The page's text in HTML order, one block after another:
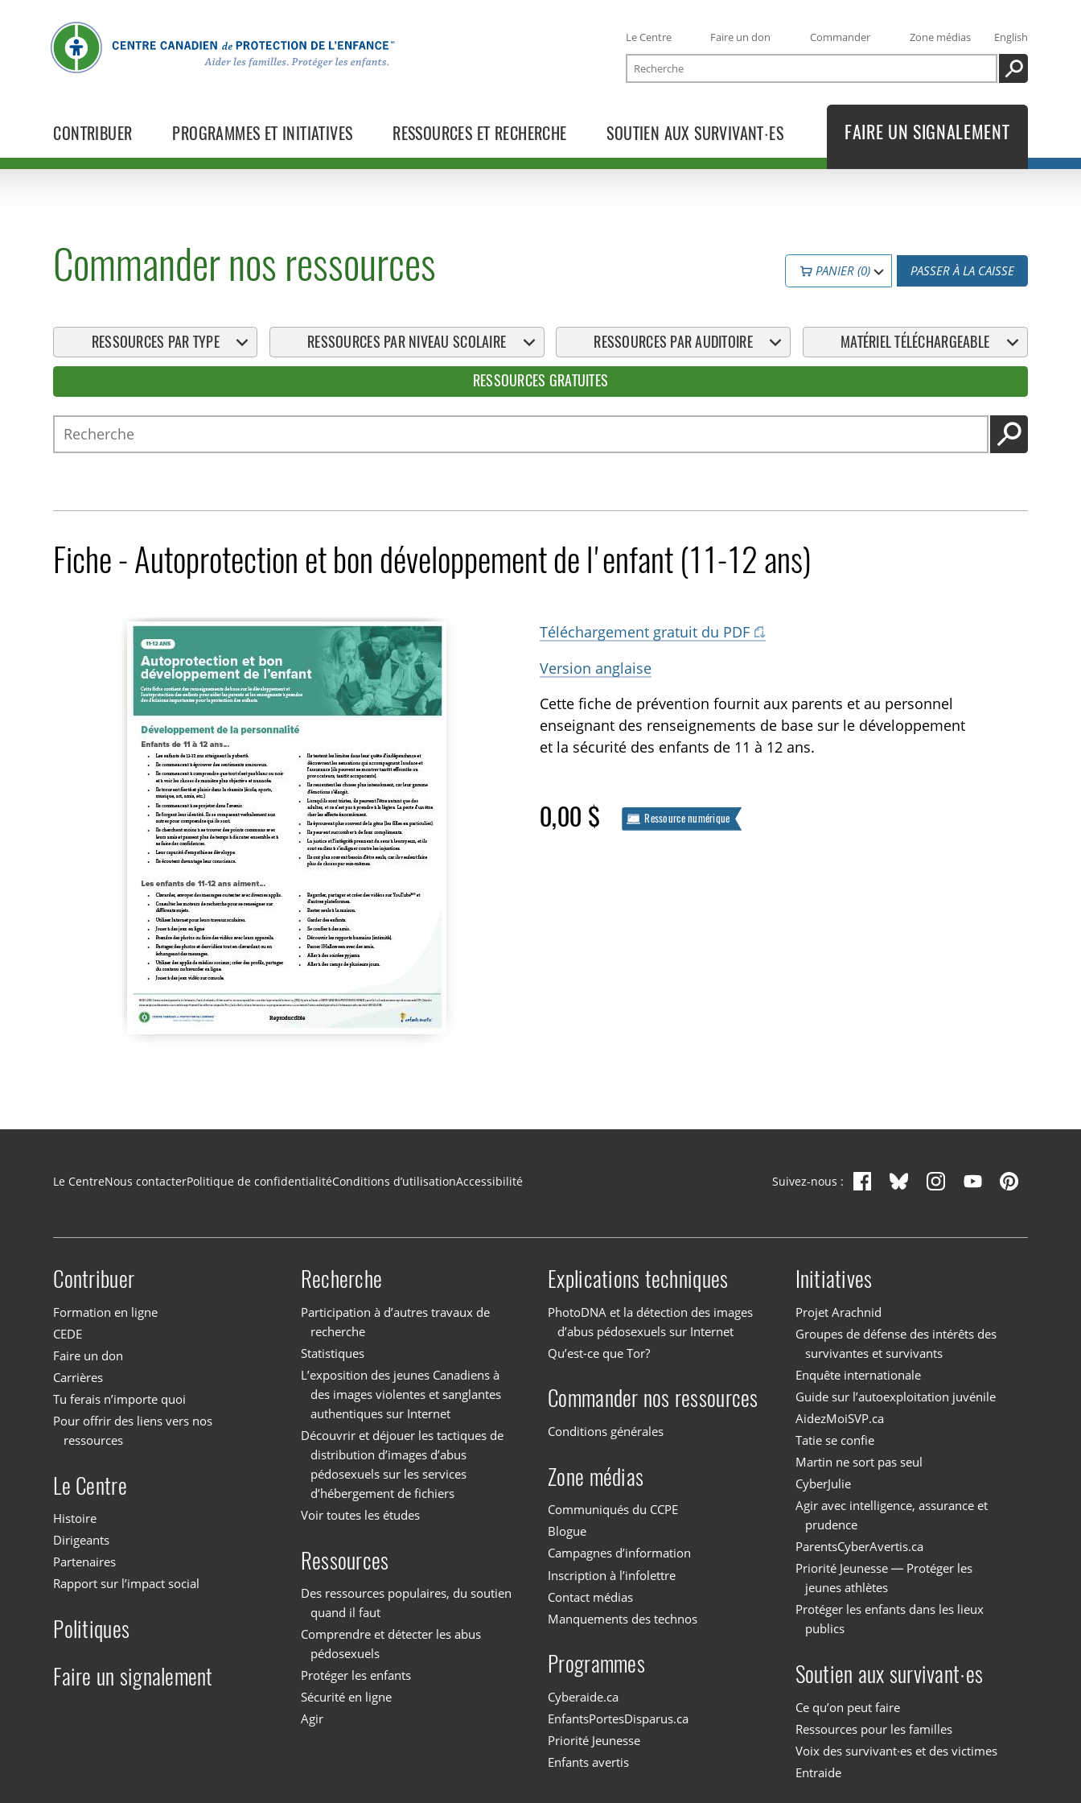
CONTRIBUER PROGRAMMES ET INITIATIVES RESSOURCES ET RECHERCHE SOUTIEN AUX SURVIVANT·ES
Le Centre Faire un don Commander Zone médias
English
Recherche
RECHERCHE
FAIRE UN SIGNALEMENT
Commander nos ressources PANIER (0) PASSER À LA CAISSE
RESSOURCES PAR TYPE RESSOURCES PAR NIVEAU SCOLAIRE RESSOURCES PAR AUDITOIRE MATÉRIEL TÉLÉCHARGEABLE
RESSOURCES GRATUITES
Recherche
LANCER
Fiche - Autoprotection et bon développement de l'enfant (11-12 ans)
Téléchargement gratuit du PDF
Version anglaise
Cette fiche de prévention fournit aux parents et au personnel
enseignant des renseignements de base sur le développement
et la sécurité des enfants de 11 à 12 ans.
0,00 $ Ressource numérique
Navigation du pied de page
Le CentreNous contacterPolitique de confidentialitéConditions d’utilisationAccessibilité Suivez-nous :
Site menu
Contribuer
Formation en ligne
CEDE
Faire un don
Carrières
Tu ferais n’importe quoi
Pour offrir des liens vers nos
ressources
Le Centre
Histoire
Dirigeants
Partenaires
Rapport sur l’impact social
Politiques
Faire un signalement
Recherche
Participation à d’autres travaux de
recherche
Statistiques
L’exposition des jeunes Canadiens à
des images violentes et sanglantes
authentiques sur Internet
Découvrir et déjouer les tactiques de
distribution d’images d’abus
pédosexuels sur les services
d’hébergement de fichiers
Voir toutes les études
Ressources
Des ressources populaires, du soutien
quand il faut
Comprendre et détecter les abus
pédosexuels
Protéger les enfants
Sécurité en ligne
Agir
Explications techniques
PhotoDNA et la détection des images
d’abus pédosexuels sur Internet
Qu’est-ce que Tor?
Commander nos ressources
Conditions générales
Zone médias
Communiqués du CCPE
Blogue
Campagnes d’information
Inscription à l’infolettre
Contact médias
Manquements des technos
Programmes
Cyberaide.ca
EnfantsPortesDisparus.ca
Priorité Jeunesse
Enfants avertis
Initiatives
Projet Arachnid
Groupes de défense des intérêts des
survivantes et survivants
Enquête internationale
Guide sur l’autoexploitation juvénile
AidezMoiSVP.ca
Tatie se confie
Martin ne sort pas seul
CyberJulie
Agir avec intelligence, assurance et
prudence
ParentsCyberAvertis.ca
Priorité Jeunesse — Protéger les
jeunes athlètes
Protéger les enfants dans les lieux
publics
Soutien aux survivant·es
Ce qu’on peut faire
Ressources pour les familles
Voix des survivant·es et des victimes
Entraide